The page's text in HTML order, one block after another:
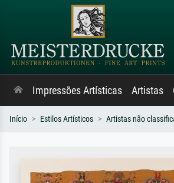
Impressões Artísticas Artistas
Início Estilos Artísticos Artistas não